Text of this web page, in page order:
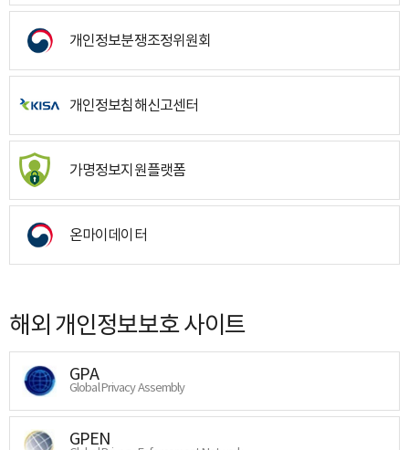
개인정보분쟁조정위원회
개인정보침해신고센터
가명정보지원플랫폼
온마이데이터
해외 개인정보보호 사이트
GPA
Global Privacy Assembly
GPEN